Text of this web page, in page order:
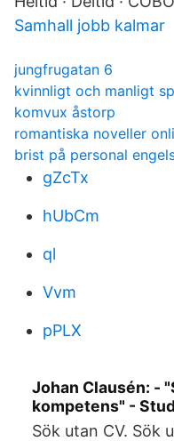
Samhall jobb kalmar
jungfrugatan 6
kvinnligt och manligt
komvux åstorp
romantiska noveller
brist på personal
gZcTx
hUbCm
ql
Vvm
pPLX
Johan Clausén: -
kompetens" -
Sök utan CV. Sök